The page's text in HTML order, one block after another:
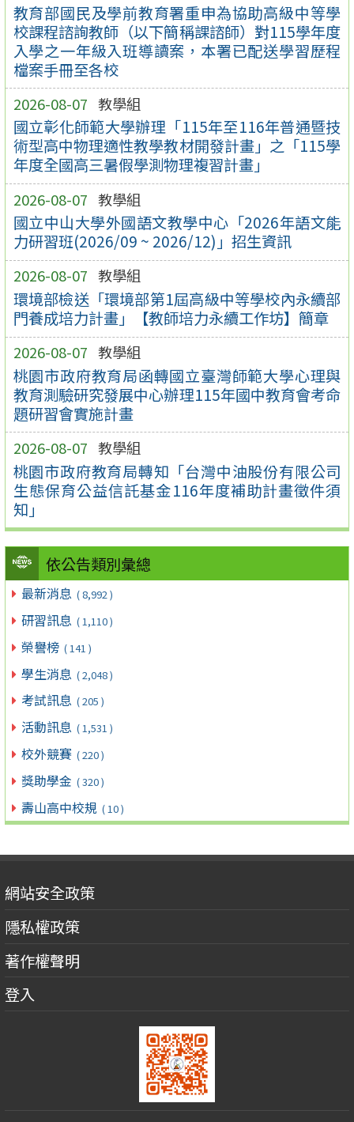
教育部國民及學前教育署重申為協助高級中等學
校課程諮詢教師（以下簡稱課諮師）對115學年度
入學之一年級入班導讀案，本署已配送學習歷程
檔案手冊至各校
2026-08-07 教學組
國立彰化師範大學辦理「115年至116年普通暨技
術型高中物理適性教學教材開發計畫」之「115學
年度全國高三暑假學測物理複習計畫」
2026-08-07 教學組
國立中山大學外國語文教學中心「2026年語文能
力研習班(2026/09 ~ 2026/12)」招生資訊
2026-08-07 教學組
環境部檢送「環境部第1屆高級中等學校內永續部
門養成培力計畫」【教師培力永續工作坊】簡章
2026-08-07 教學組
桃園市政府教育局函轉國立臺灣師範大學心理與
教育測驗研究發展中心辦理115年國中教育會考命
題研習會實施計畫
2026-08-07 教學組
桃園市政府教育局轉知「台灣中油股份有限公司
生態保育公益信託基金116年度補助計畫徵件須
知」
依公告類別彙總
最新消息 ( 8,992 )
研習訊息 ( 1,110 )
榮譽榜 ( 141 )
學生消息 ( 2,048 )
考試訊息 ( 205 )
活動訊息 ( 1,531 )
校外競賽 ( 220 )
獎助學金 ( 320 )
壽山高中校規 ( 10 )
網站安全政策
隱私權政策
著作權聲明
登入